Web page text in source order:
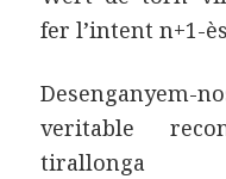
fer l’intent n+1-
veritable
tirallonga